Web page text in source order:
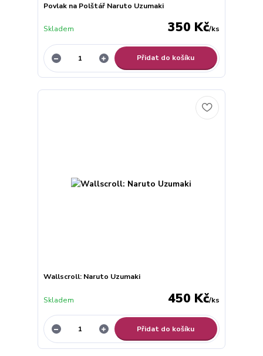
Povlak na Polštář Naruto Uzumaki
350 Kč/ks
Skladem
Přidat do košíku
Wallscroll: Naruto Uzumaki
450 Kč/ks
Skladem
Přidat do košíku